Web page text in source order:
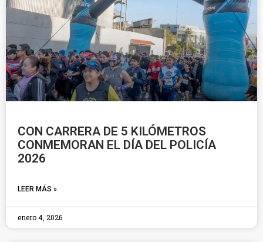
CON CARRERA DE 5 KILÓMETROS
CONMEMORAN EL DÍA DEL POLICÍA
2026
LEER MÁS »
enero 4, 2026